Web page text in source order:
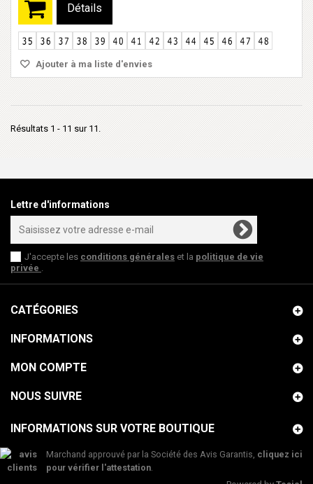
Détails
Ajouter à ma liste d'envies
Résultats 1 - 11 sur 11.
Lettre d'informations
J'accepte les conditions générales et la politique de vie
privée
CATÉGORIES
INFORMATIONS
MON COMPTE
NOUS SUIVRE
INFORMATIONS SUR VOTRE BOUTIQUE
Marchand approuvé par la Société des Avis Garantis, cliquez ici
pour vérifier l'attestation